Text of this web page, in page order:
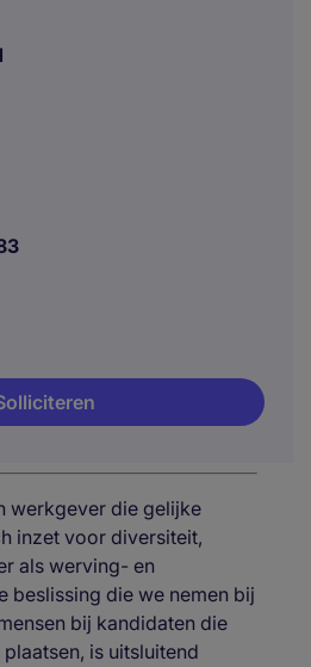
werkgever die gelijke
inzet voor diversiteit,
als werving- en
beslissing die we nemen bij
bij kandidaten die
is uitsluitend